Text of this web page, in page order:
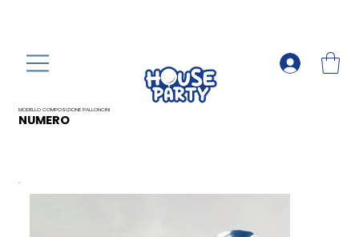
MODELLO COMPOSIZIONE PALLONCINI
NUMERO